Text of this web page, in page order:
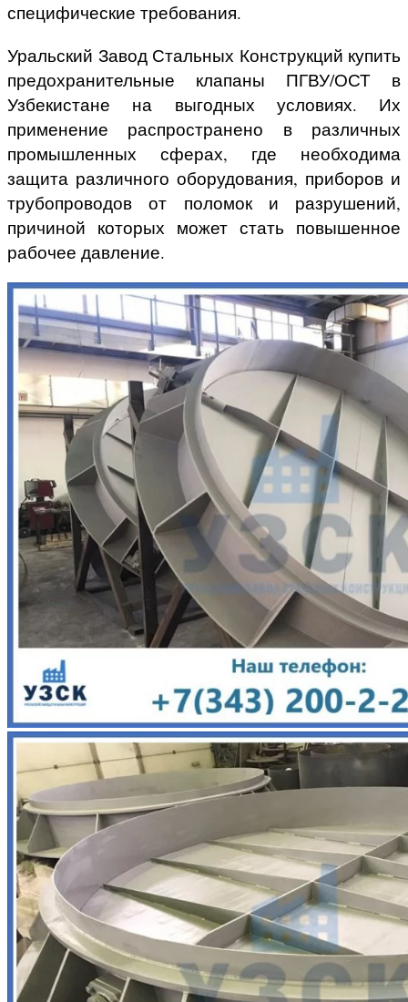
специфические требования.
Уральский Завод Стальных Конструкций купить
предохранительные клапаны ПГВУ/ОСТ в
Узбекистане на выгодных условиях. Их
применение распространено в различных
промышленных сферах, где необходима
защита различного оборудования, приборов и
трубопроводов от поломок и разрушений,
причиной которых может стать повышенное
рабочее давление.